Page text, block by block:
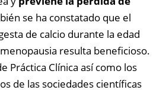
se ha constatado que el
de calcio durante la edad
resulta beneficioso.
Práctica Clínica así como los
de las sociedades científicas